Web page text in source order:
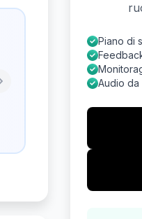
Piano di
Audio da